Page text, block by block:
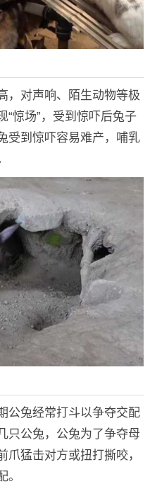
，对声响、陌生动物等极
“惊场”，受到惊吓后兔子
受到惊吓容易难产，哺乳
公兔经常打斗以争夺交配
只公兔，公兔为了争夺母
猛击对方或扭打撕咬，